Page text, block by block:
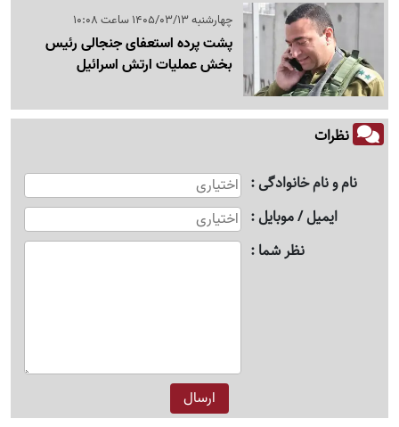
چهارشنبه 1405/03/13 ساعت 10:08
پشت پرده استعفای جنجالی رئیس
بخش عملیات ارتش اسرائیل
نظرات
نام و نام خانوادگی
ایمیل / موبایل
نظر شما